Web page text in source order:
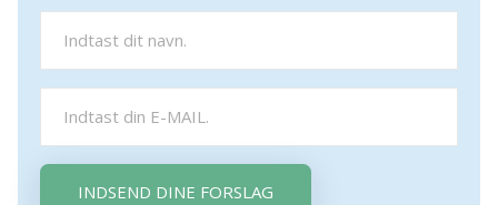
INDSEND DINE FORSLAG